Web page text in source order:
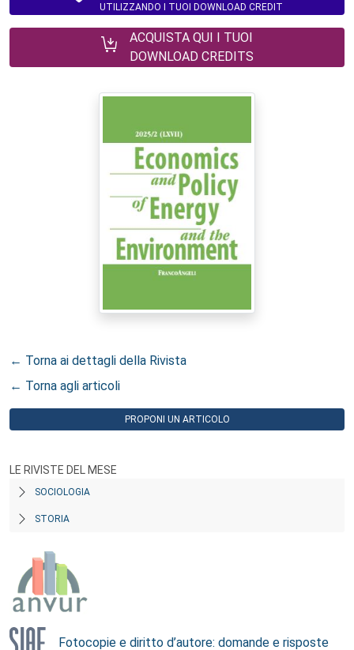
UTILIZZANDO I TUOI DOWNLOAD CREDIT
ACQUISTA QUI I TUOI
DOWNLOAD CREDITS
← Torna ai dettagli della Rivista
← Torna agli articoli
PROPONI UN ARTICOLO
LE RIVISTE DEL MESE
SOCIOLOGIA
STORIA
Fotocopie e diritto d’autore: domande e risposte